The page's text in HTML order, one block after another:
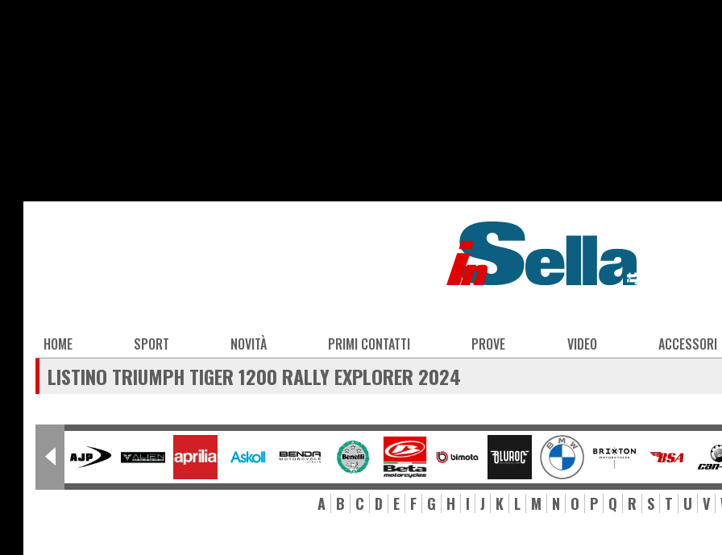
Main
navigation
HOME SPORT NOVITÀ PRIMI CONTATTI PROVE VIDEO ACCESSORI
LISTINO TRIUMPH TIGER 1200 RALLY EXPLORER 2024
A B C D E F G H I J K L M N O P Q R S T U V